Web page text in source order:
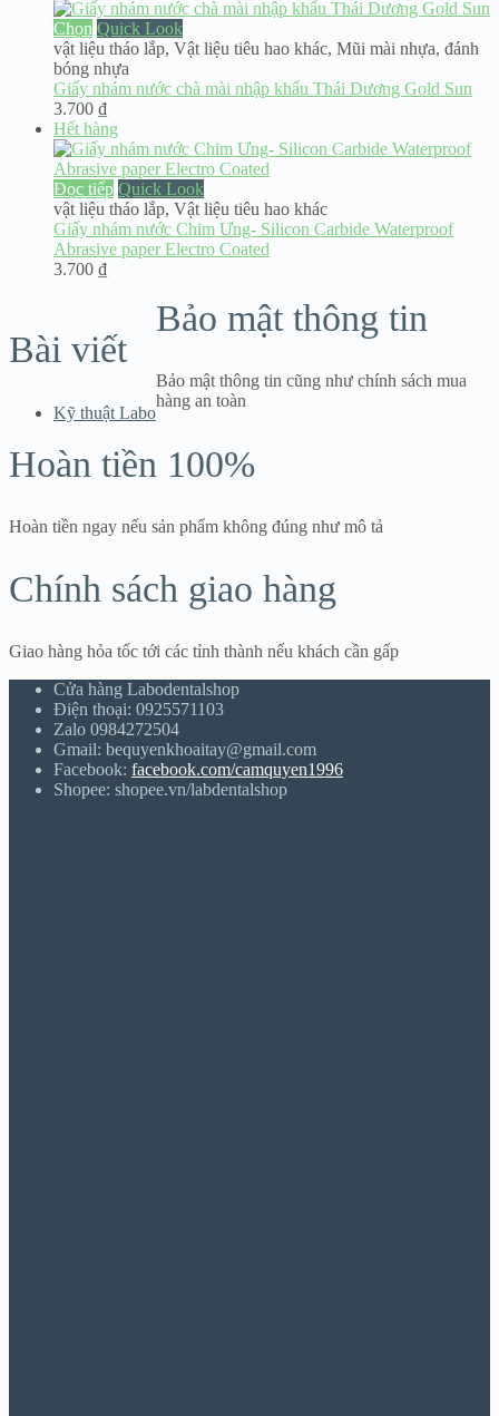
Chọn Quick Look
vật liệu tháo lắp, Vật liệu tiêu hao khác, Mũi mài nhựa, đánh
bóng nhựa
Giấy nhám nước chà mài nhập khẩu Thái Dương Gold Sun
3.700 ₫
Hết hàng
Đọc tiếp Quick Look
vật liệu tháo lắp, Vật liệu tiêu hao khác
Giấy nhám nước Chim Ưng- Silicon Carbide Waterproof
Abrasive paper Electro Coated
3.700 ₫
Bài viết
Kỹ thuật Labo
Bảo mật thông tin
Bảo mật thông tin cũng như chính sách mua
hàng an toàn
Hoàn tiền 100%
Hoàn tiền ngay nếu sản phẩm không đúng như mô tả
Chính sách giao hàng
Giao hàng hỏa tốc tới các tỉnh thành nếu khách cần gấp
Cửa hàng Labodentalshop
Điện thoại: 0925571103
Zalo 0984272504
Gmail: bequyenkhoaitay@gmail.com
Facebook: facebook.com/camquyen1996
Shopee: shopee.vn/labdentalshop